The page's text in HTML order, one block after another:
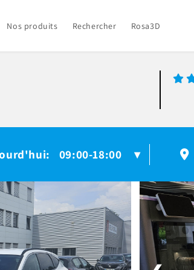
Nos produits Rechercher Rosa3D
: 09:00-18:00 ▾